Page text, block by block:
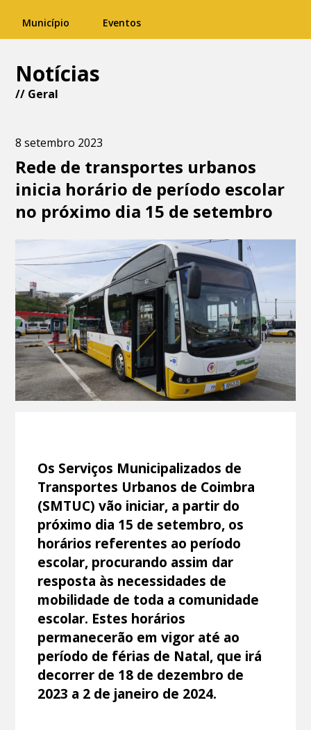
Município Eventos
Notícias
// Geral
8 setembro 2023
Rede de transportes urbanos
inicia horário de período escolar
no próximo dia 15 de setembro
Os Serviços Municipalizados de
Transportes Urbanos de Coimbra
(SMTUC) vão iniciar, a partir do
próximo dia 15 de setembro, os
horários referentes ao período
escolar, procurando assim dar
resposta às necessidades de
mobilidade de toda a comunidade
escolar. Estes horários
permanecerão em vigor até ao
período de férias de Natal, que irá
decorrer de 18 de dezembro de
2023 a 2 de janeiro de 2024.